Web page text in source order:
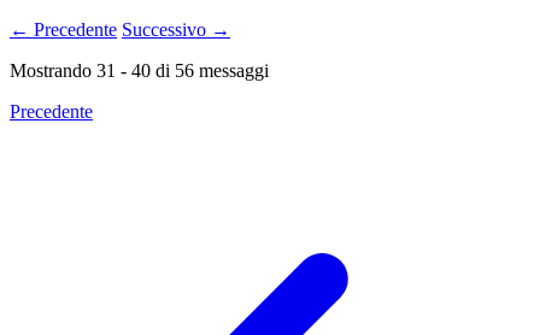
← Precedente Successivo →
Mostrando 31 - 40 di 56 messaggi
Precedente